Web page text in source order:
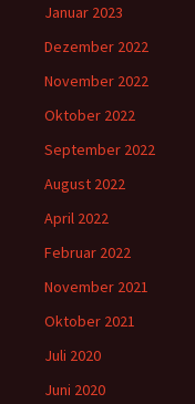
Januar 2023
Dezember 2022
November 2022
Oktober 2022
September 2022
August 2022
April 2022
Februar 2022
November 2021
Oktober 2021
Juli 2020
Juni 2020